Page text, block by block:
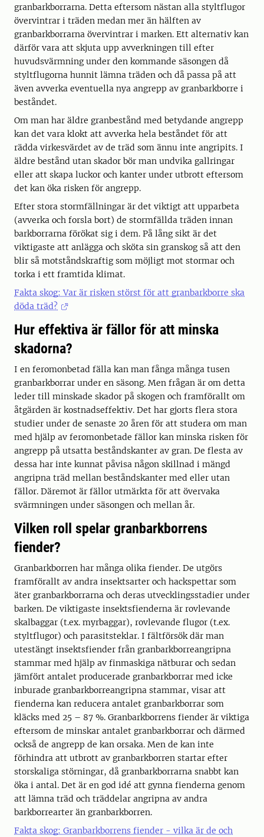
granbarkborrarna. Detta eftersom nästan alla styltflugor
övervintrar i träden medan mer än hälften av
granbarkborrarna övervintrar i marken. Ett alternativ kan
därför vara att skjuta upp avverkningen till efter
huvudsvärmning under den kommande säsongen då
styltflugorna hunnit lämna träden och då passa på att
även avverka eventuella nya angrepp av granbarkborre i
beståndet.
Om man har äldre granbestånd med betydande angrepp
kan det vara klokt att avverka hela beståndet för att
rädda virkesvärdet av de träd som ännu inte angripits. I
äldre bestånd utan skador bör man undvika gallringar
eller att skapa luckor och kanter under utbrott eftersom
det kan öka risken för angrepp.
Efter stora stormfällningar är det viktigt att upparbeta
(avverka och forsla bort) de stormfällda träden innan
barkborrarna förökat sig i dem. På lång sikt är det
viktigaste att anlägga och sköta sin granskog så att den
blir så motståndskraftig som möjligt mot stormar och
torka i ett framtida klimat.
Fakta skog: Var är risken störst för att granbarkborre ska
döda träd?
Hur effektiva är fällor för att minska
skadorna?
I en feromonbetad fälla kan man fånga många tusen
granbarkborrar under en säsong. Men frågan är om detta
leder till minskade skador på skogen och framförallt om
åtgärden är kostnadseffektiv. Det har gjorts flera stora
studier under de senaste 20 åren för att studera om man
med hjälp av feromonbetade fällor kan minska risken för
angrepp på utsatta beståndskanter av gran. De flesta av
dessa har inte kunnat påvisa någon skillnad i mängd
angripna träd mellan beståndskanter med eller utan
fällor. Däremot är fällor utmärkta för att övervaka
svärmningen under säsongen och mellan år.
Vilken roll spelar granbarkborrens
fiender?
Granbarkborren har många olika fiender. De utgörs
framförallt av andra insektsarter och hackspettar som
äter granbarkborrarna och deras utvecklingsstadier under
barken. De viktigaste insektsfienderna är rovlevande
skalbaggar (t.ex. myrbaggar), rovlevande flugor (t.ex.
styltflugor) och parasitsteklar. I fältförsök där man
utestängt insektsfiender från granbarkborreangripna
stammar med hjälp av finmaskiga nätburar och sedan
jämfört antalet producerade granbarkborrar med icke
inburade granbarkborreangripna stammar, visar att
fienderna kan reducera antalet granbarkborrar som
kläcks med 25 – 87 %. Granbarkborrens fiender är viktiga
eftersom de minskar antalet granbarkborrar och därmed
också de angrepp de kan orsaka. Men de kan inte
förhindra att utbrott av granbarkborren startar efter
storskaliga störningar, då granbarkborrarna snabbt kan
öka i antal. Det är en god idé att gynna fienderna genom
att lämna träd och träddelar angripna av andra
barkborrearter än granbarkborren.
Fakta skog: Granbarkborrens fiender - vilka är de och